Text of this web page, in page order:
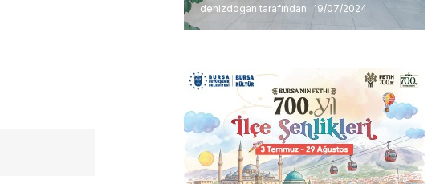
denizdogan tarafından 19/07/2024